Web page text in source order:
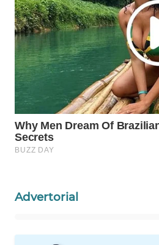
Advertorial
WAHANA
TRAVEL
WAHANA
WAHANANEWS
ID